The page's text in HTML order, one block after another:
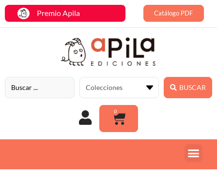
Premio Apila Catálogo PDF
BUSCAR
0